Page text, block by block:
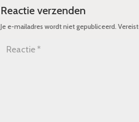
Reactie verzenden
Je e-mailadres wordt niet gepubliceerd.